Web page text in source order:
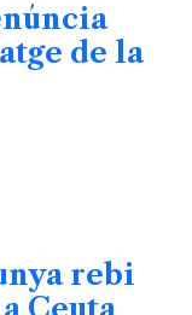
de la
rebi